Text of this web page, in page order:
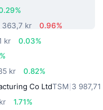
363,7 kr
0.96%
kr
0.03%
kr
0.82%
Co LtdTSM 3
1.71%